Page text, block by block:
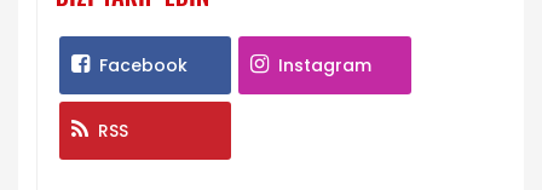
Facebook Instagram
RSS